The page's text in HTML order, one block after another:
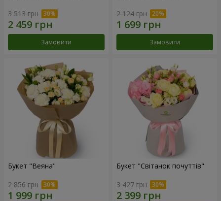
3 513 грн
Замовити
2 124 грн
Замовити
Букет "Веяна"
2 856 грн
Букет "Світанок почуттів"
3 427 грн